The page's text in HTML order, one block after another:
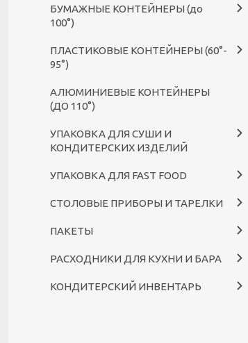
БУМАЖНЫЕ КОНТЕЙНЕРЫ (до
100°)
ПЛАСТИКОВЫЕ КОНТЕЙНЕРЫ (60°-
95°)
АЛЮМИНИЕВЫЕ КОНТЕЙНЕРЫ
(ДО 110°)
УПАКОВКА ДЛЯ СУШИ И
КОНДИТЕРСКИХ ИЗДЕЛИЙ
УПАКОВКА ДЛЯ FAST FOOD
СТОЛОВЫЕ ПРИБОРЫ И ТАРЕЛКИ
ПАКЕТЫ
РАСХОДНИКИ ДЛЯ КУХНИ И БАРА
КОНДИТЕРСКИЙ ИНВЕНТАРЬ